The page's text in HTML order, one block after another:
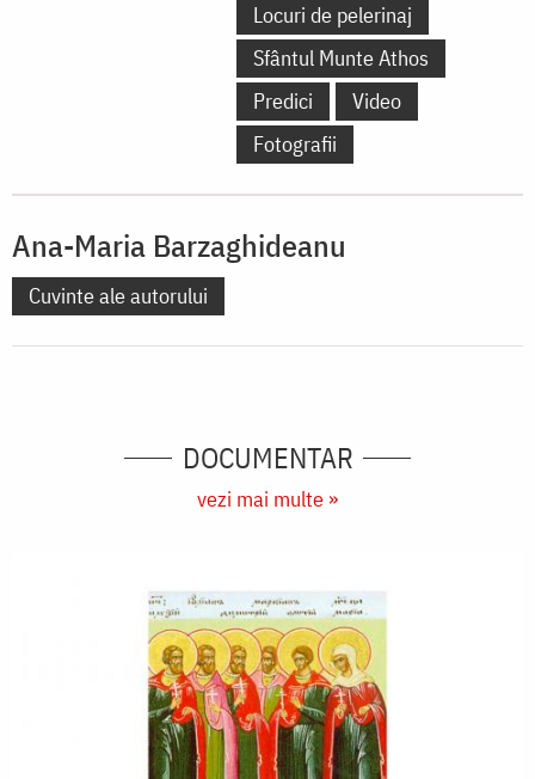
Locuri de pelerinaj
Sfântul Munte Athos
Predici
Video
Fotografii
Ana-Maria Barzaghideanu
Cuvinte ale autorului
DOCUMENTAR
vezi mai multe »